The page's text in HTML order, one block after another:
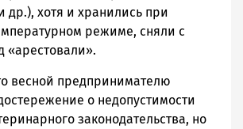
др.), хотя и хранились при
режиме, сняли с
«арестовали».
весной предпринимателю
о недопустимости
законодательства, но